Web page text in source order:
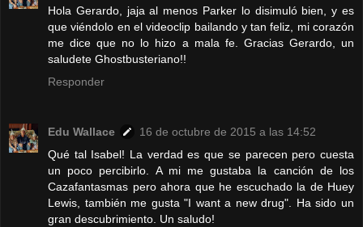
Hola Gerardo, jaja al menos Parker lo disimuló bien, y es
que viéndolo en el videoclip bailando y tan feliz, mi corazón
me dice que no lo hizo a mala fe. Gracias Gerardo, un
saludete Ghostbusteriano!!
Responder
Edu Wallace
16 de octubre de 2015 a las 14:52
Qué tal Isabel! La verdad es que se parecen pero cuesta
un poco percibirlo. A mi me gustaba la canción de los
Cazafantasmas pero ahora que he escuchado la de Huey
Lewis, también me gusta "I want a new drug". Ha sido un
gran descubrimiento. Un saludo!